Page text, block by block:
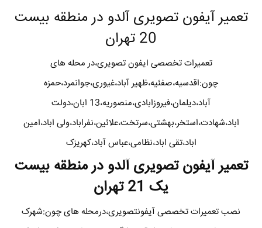
تعمیر آیفون تصویری آلدو در منطقه بیست
20 تهران
تعمیرات تخصصی ایفون تصویری،در محله های
چون:اقدسیه،صفئیه،ظهیر آباد،غیوری،جوانمرد،حمزه
آباد،دیلمان،فیروزابادی،منصوریه،13 ابان،دولت
اباد،شهادت،استخر،بهشتی،سرتخت،علائین،نفراباد،ولی اباد،امین
اباد،تقی اباد،نظامی،عباس آباد،کهریزک
تعمیر آیفون تصویری آلدو در منطقه بیست
یک 21 تهران
نصب تعمیرات تخصصی آیفونتصویری،درمحله های چون:شهرک